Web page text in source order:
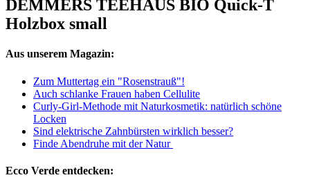
DEMMERS TEEHAUS BIO Quick-T
Holzbox small
Aus unserem Magazin:
Zum Muttertag ein "Rosenstrauß"!
Auch schlanke Frauen haben Cellulite
Curly-Girl-Methode mit Naturkosmetik: natürlich schöne
Locken
Sind elektrische Zahnbürsten wirklich besser?
Finde Abendruhe mit der Natur
Ecco Verde entdecken: